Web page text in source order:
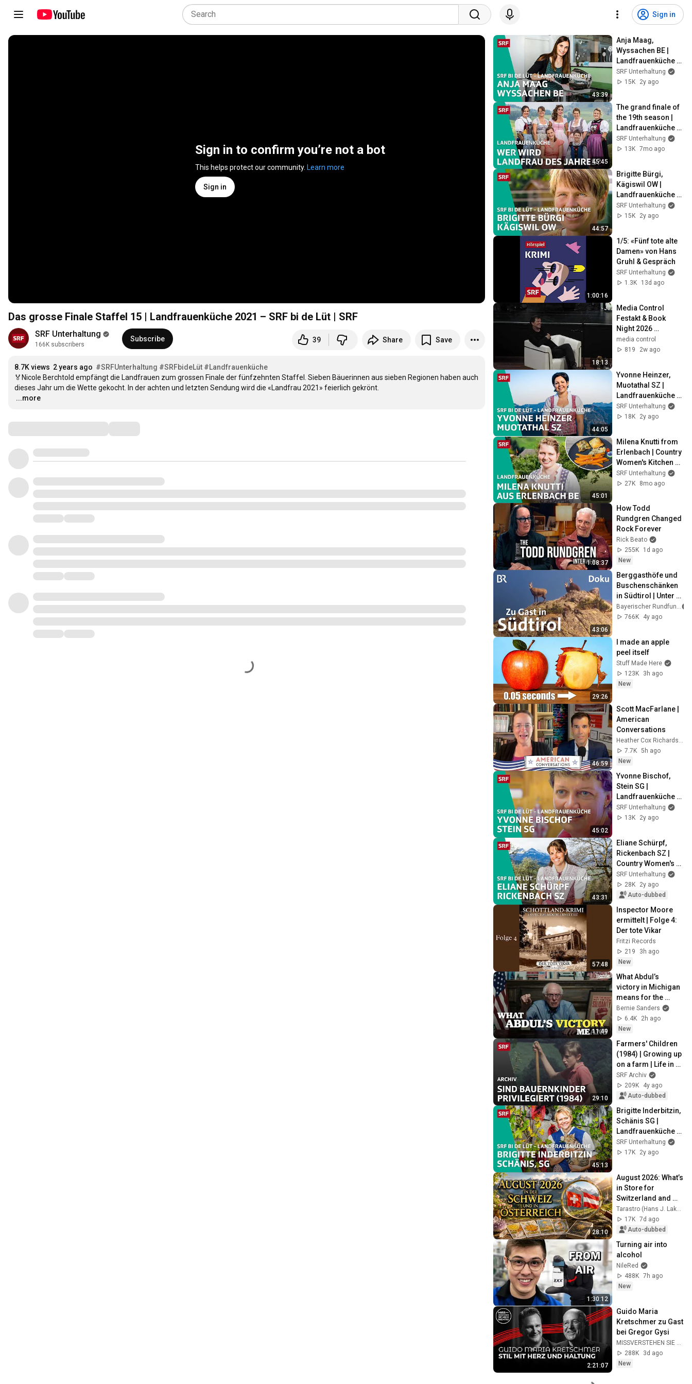
Sign in
Sign in to confirm you’re not a bot
This helps protect our community. Learn more
Sign in
Das grosse Finale Staffel 15 | Landfrauenküche 2021 – SRF bi de Lüt | SRF
SRF Unterhaltung
166K subscribers
Subscribe 39 Share Save
8.7K views 2 years ago #SRFUnterhaltung #SRFbideLüt #Landfrauenküche
🏅Nicole Berchtold empfängt die Landfrauen zum grossen Finale der fünfzehnten Staffel. Sieben Bäuerinnen aus sieben Regionen haben auch
…
...more
43:39
Anja Maag,
Wyssachen BE |
Landfrauenküche
2022 – SRF bi de Lüt
| SRF
SRF Unterhaltung
15K
2y ago
45:45
The grand finale of
the 19th season |
Landfrauenküche
2025 8/8 – SRF bi
de Lüt | SRF
SRF Unterhaltung
13K 7mo ago
44:57
Brigitte Bürgi,
Kägiswil OW |
Landfrauenküche
2010 – SRF bi de Lüt
| SRF
SRF Unterhaltung
15K
2y ago
1:00:16
1/5: «Fünf tote alte
Damen» von Hans
Gruhl & Gespräch
SRF Unterhaltung
1.3K
13d ago
18:13
Media Control
Festakt & Book
Night 2026
"Campino"
media control
819
2w ago
44:05
Yvonne Heinzer,
Muotathal SZ |
Landfrauenküche
2018 – SRF bi de Lüt
| SRF
SRF Unterhaltung
18K
2y ago
45:01
Milena Knutti from
Erlenbach | Country
Women's Kitchen
2025 2/8 – SRF bi
de Lüt | SRF
SRF Unterhaltung
27K
8mo ago
1:08:37
How Todd
Rundgren Changed
Rock Forever
Rick Beato
255K
1d ago
New
43:06
Berggasthöfe und
Buschenschänken
in Südtirol | Unter
unserem Himmel |
BR | Doku | Berge
Bayerischer Rundfunk
766K
4y ago
29:26
I made an apple
peel itself
Stuff Made Here
123K
3h ago
New
46:59
Scott MacFarlane |
American
Conversations
Heather Cox Richardson
7.7K 5h ago
New
45:02
Yvonne Bischof,
Stein SG |
Landfrauenküche –
SRF bi de Lüt | SRF
SRF Unterhaltung
13K
2y ago
43:31
Eliane Schürpf,
Rickenbach SZ |
Country Women's
Kitchen 2022 – SRF
bi de Lüt | SRF
SRF Unterhaltung
28K
2y ago
Auto-dubbed
57:48
Inspector Moore
ermittelt | Folge 4:
Der tote Vikar
Fritzi Records
219
3h ago
New
11:49
What Abdul’s
victory in Michigan
means for the
future
Bernie Sanders
6.4K
2h ago
New
29:10
Farmers' Children
(1984) | Growing up
on a farm | Life in
the countryside |
SRF Archive
SRF Archiv
209K
4y ago
Auto-dubbed
45:13
Brigitte Inderbitzin,
Schänis SG |
Landfrauenküche
2019 – SRF bi de Lüt
| SRF
SRF Unterhaltung
17K
2y ago
28:10
August 2026: What’s
in Store for
Switzerland and
Austria?
17K 7d ago
Auto-dubbed
1:30:12
Turning air into
alcohol
NileRed
488K 7h ago
New
2:21:07
Guido Maria
Kretschmer zu Gast
bei Gregor Gysi
288K
3d ago
New